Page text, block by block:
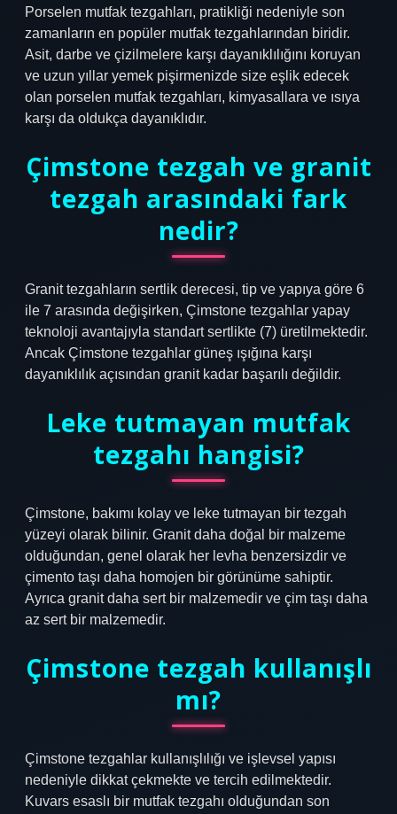
Porselen mutfak tezgahları, pratikliği nedeniyle son
zamanların en popüler mutfak tezgahlarından biridir.
Asit, darbe ve çizilmelere karşı dayanıklılığını koruyan
ve uzun yıllar yemek pişirmenizde size eşlik edecek
olan porselen mutfak tezgahları, kimyasallara ve ısıya
karşı da oldukça dayanıklıdır.
Çimstone tezgah ve granit
tezgah arasındaki fark
nedir?
Granit tezgahların sertlik derecesi, tip ve yapıya göre 6
ile 7 arasında değişirken, Çimstone tezgahlar yapay
teknoloji avantajıyla standart sertlikte (7) üretilmektedir.
Ancak Çimstone tezgahlar güneş ışığına karşı
dayanıklılık açısından granit kadar başarılı değildir.
Leke tutmayan mutfak
tezgahı hangisi?
Çimstone, bakımı kolay ve leke tutmayan bir tezgah
yüzeyi olarak bilinir. Granit daha doğal bir malzeme
olduğundan, genel olarak her levha benzersizdir ve
çimento taşı daha homojen bir görünüme sahiptir.
Ayrıca granit daha sert bir malzemedir ve çim taşı daha
az sert bir malzemedir.
Çimstone tezgah kullanışlı
mı?
Çimstone tezgahlar kullanışlılığı ve işlevsel yapısı
nedeniyle dikkat çekmekte ve tercih edilmektedir.
Kuvars esaslı bir mutfak tezgahı olduğundan son